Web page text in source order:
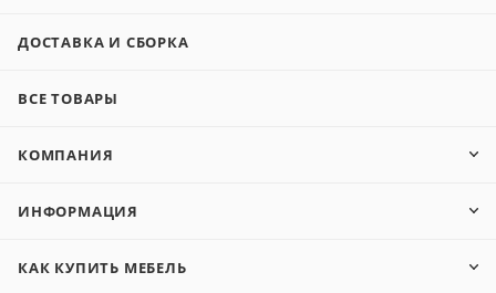
ДОСТАВКА И СБОРКА
ВСЕ ТОВАРЫ
КОМПАНИЯ
ИНФОРМАЦИЯ
КАК КУПИТЬ МЕБЕЛЬ